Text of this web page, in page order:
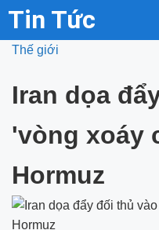
Tin Tức
Thế giới
Iran dọa
'vòng xoáy
Hormuz